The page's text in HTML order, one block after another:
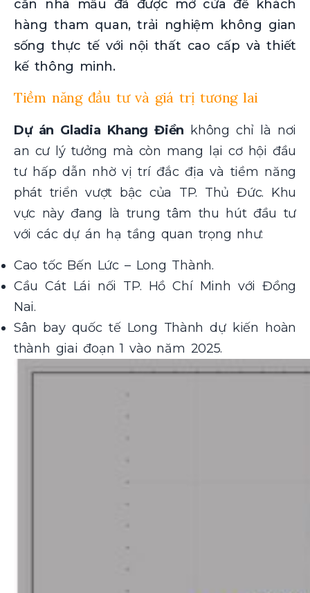
căn nhà mẫu đã được mở cửa để khách
hàng tham quan, trải nghiệm không gian
sống thực tế với nội thất cao cấp và thiết
kế thông minh.
Tiềm năng đầu tư và giá trị tương lai
Dự án Gladia Khang Điền không chỉ là nơi
an cư lý tưởng mà còn mang lại cơ hội đầu
tư hấp dẫn nhờ vị trí đắc địa và tiềm năng
phát triển vượt bậc của TP. Thủ Đức. Khu
vực này đang là trung tâm thu hút đầu tư
với các dự án hạ tầng quan trọng như:
Cao tốc Bến Lức – Long Thành.
Cầu Cát Lái nối TP. Hồ Chí Minh với Đồng
Nai.
Sân bay quốc tế Long Thành dự kiến hoàn
thành giai đoạn 1 vào năm 2025.